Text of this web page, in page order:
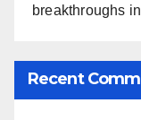
breakthroughs
Recent